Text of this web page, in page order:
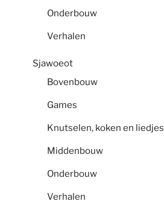
Onderbouw
Verhalen
Sjawoeot
Bovenbouw
Games
Knutselen, koken en liedjes
Middenbouw
Onderbouw
Verhalen